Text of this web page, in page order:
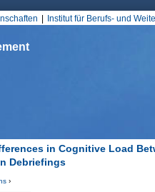
Institut für Berufs- und
in Cognitive Load
Debriefings
›